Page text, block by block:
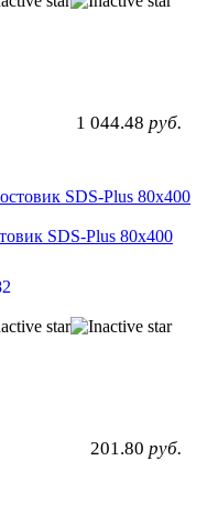
1 044.48 руб.
SDS-Plus 80х400
201.80 руб.